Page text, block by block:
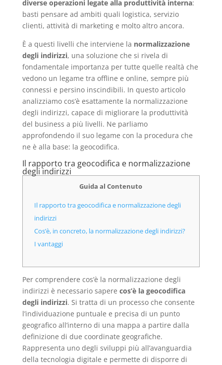
diverse operazioni legate alla produttività interna:
basti pensare ad ambiti quali logistica, servizio
clienti, attività di marketing e molto altro ancora.
È a questi livelli che interviene la normalizzazione
degli indirizzi, una soluzione che si rivela di
fondamentale importanza per tutte quelle realtà che
vedono un legame tra offline e online, sempre più
connessi e persino inscindibili. In questo articolo
analizziamo cos’è esattamente la normalizzazione
degli indirizzi, capace di migliorare la produttività
del business a più livelli. Ne parliamo
approfondendo il suo legame con la procedura che
ne è alla base: la geocodifica.
Il rapporto tra geocodifica e normalizzazione
degli indirizzi
Guida al Contenuto
Il rapporto tra geocodifica e normalizzazione degli
indirizzi
Cos’è, in concreto, la normalizzazione degli indirizzi?
I vantaggi
Per comprendere cos’è la normalizzazione degli
indirizzi è necessario sapere cos’è la geocodifica
degli indirizzi. Si tratta di un processo che consente
l’individuazione puntuale e precisa di un punto
geografico all’interno di una mappa a partire dalla
definizione di due coordinate geografiche.
Rappresenta uno degli sviluppi più all’avanguardia
della tecnologia digitale e permette di disporre di